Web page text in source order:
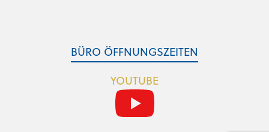
BÜRO ÖFFNUNGSZEITEN
YOUTUBE